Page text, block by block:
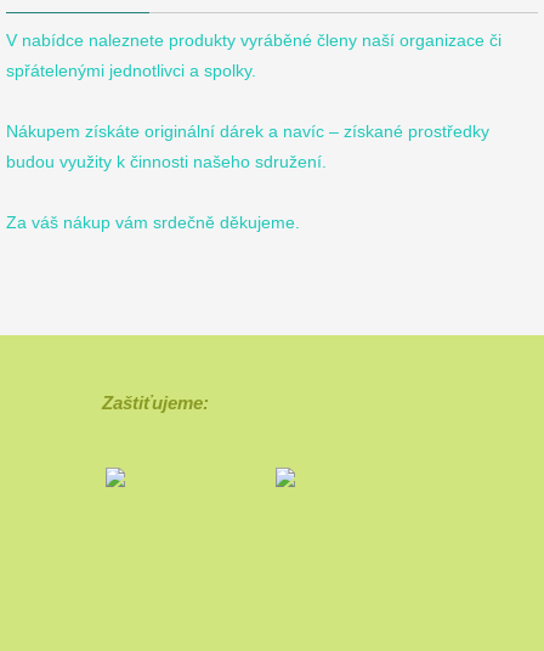
V nabídce naleznete produkty vyráběné členy naší organizace či
spřátelenými jednotlivci a spolky.
Nákupem získáte originální dárek a navíc – získané prostředky
budou využity k činnosti našeho sdružení.
Za váš nákup vám srdečně děkujeme.
Zaštiťujeme: